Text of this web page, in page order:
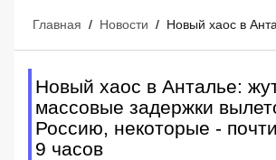
Главная / Новости /
Новый хаос в Анталье:
массовые задержки
Россию, некоторые -
9 часов